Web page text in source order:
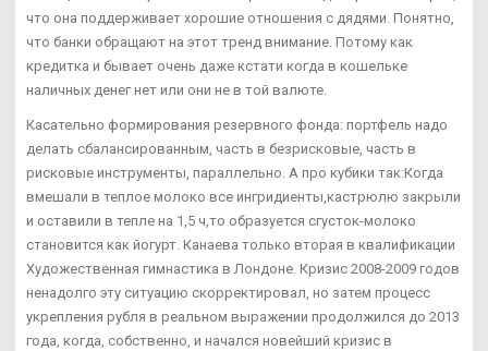
что она поддерживает хорошие отношения с дядями. Понятно,
что банки обращают на этот тренд внимание. Потому как
кредитка и бывает очень даже кстати когда в кошельке
наличных денег нет или они не в той валюте.
Касательно формирования резервного фонда: портфель надо
делать сбалансированным, часть в безрисковые, часть в
рисковые инструменты, параллельно. А про кубики так:Когда
вмешали в теплое молоко все ингридиенты,кастрюлю закрыли
и оставили в тепле на 1,5 ч,то образуется сгусток-молоко
становится как йогурт. Канаева только вторая в квалификации
Художественная гимнастика в Лондоне. Кризис 2008-2009 годов
ненадолго эту ситуацию скорректировал, но затем процесс
укрепления рубля в реальном выражении продолжился до 2013
года, когда, собственно, и начался новейший кризис в